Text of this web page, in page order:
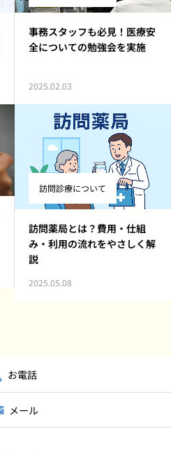
事務スタッフも必見！医療安
全についての勉強会を実施
2025.02.03
訪問診療について
訪問薬局とは？費用・仕組
み・利用の流れをやさしく解
説
2025.05.08
お電話
メール